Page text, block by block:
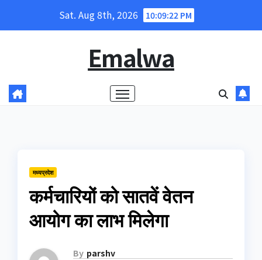
Sat. Aug 8th, 2026 10:09:22 PM
Emalwa
मध्यप्रदेश
कर्मचारियों को सातवें वेतन
आयोग का लाभ मिलेगा
By parshv